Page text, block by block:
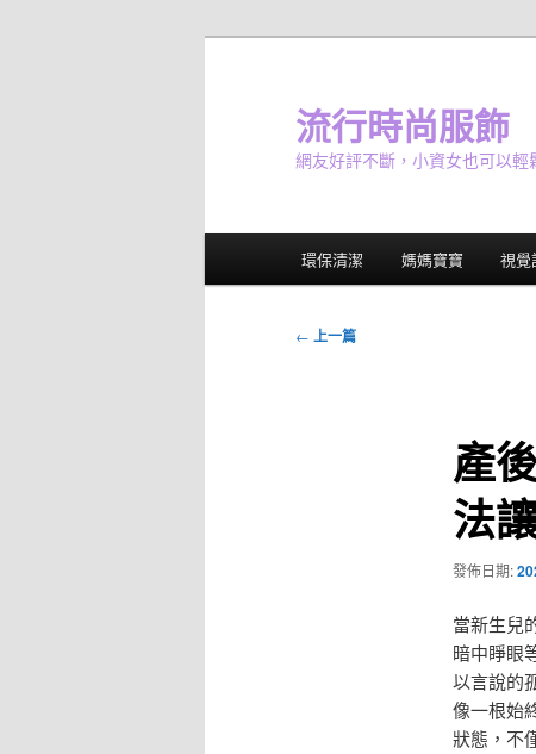
流行時尚服飾
網友好評不斷，小資女也可以
環保清潔 媽媽寶寶 視覺
文
← 上一篇
產
法
發佈日期:
當新生兒
暗中睜眼
以言說的
像一根始
狀態，不